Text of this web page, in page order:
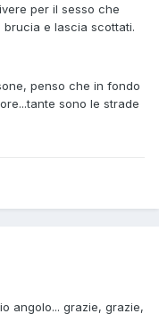
per il sesso che
brucia e lascia scottati.
penso che in fondo
sono le strade
angolo... grazie, grazie,